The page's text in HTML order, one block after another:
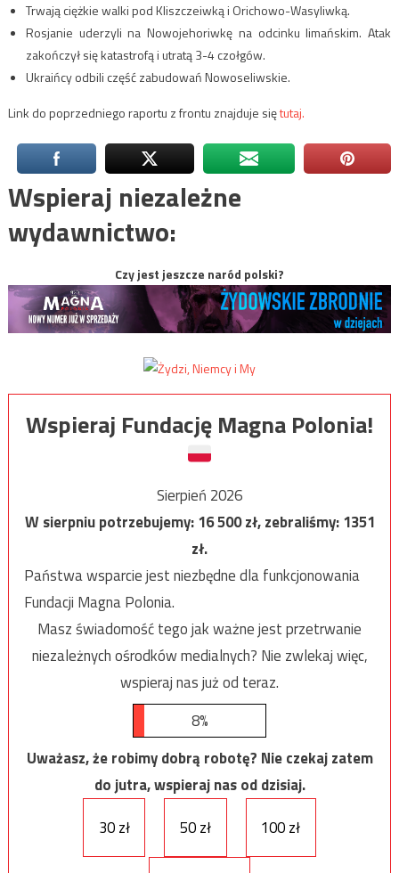
Trwają ciężkie walki pod Kliszczeiwką i Orichowo-Wasyliwką.
Rosjanie uderzyli na Nowojehoriwkę na odcinku limańskim. Atak
zakończył się katastrofą i utratą 3-4 czołgów.
Ukraińcy odbili część zabudowań Nowoseliwskie.
Link do poprzedniego raportu z frontu znajduje siętutaj.
Wspieraj niezależne
wydawnictwo:
Czy jest jeszcze naród polski?
Wspieraj Fundację Magna Polonia!
Sierpień 2026
W sierpniu potrzebujemy:16 500zł, zebraliśmy:1351
zł.
Państwa wsparcie jest niezbędne dla funkcjonowania
Fundacji Magna Polonia.
Masz świadomość tego jak ważne jest przetrwanie
niezależnych ośrodków medialnych? Nie zwlekaj więc,
wspieraj nas już od teraz.
8%
Uważasz, że robimy dobrą robotę? Nie czekaj zatem
do jutra, wspieraj nas od dzisiaj.
30 zł
50 zł 100 zł